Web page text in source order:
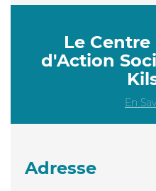
Le
d'Action
En
Adresse